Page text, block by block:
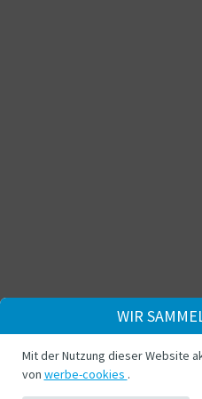
WIR
Mit der Nutzung dieser Website
von werbe-cookies .